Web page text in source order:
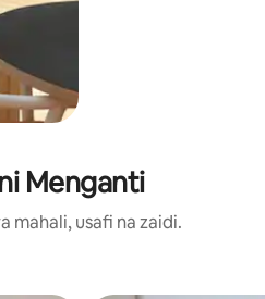
Menganti
mahali, usafi na zaidi.